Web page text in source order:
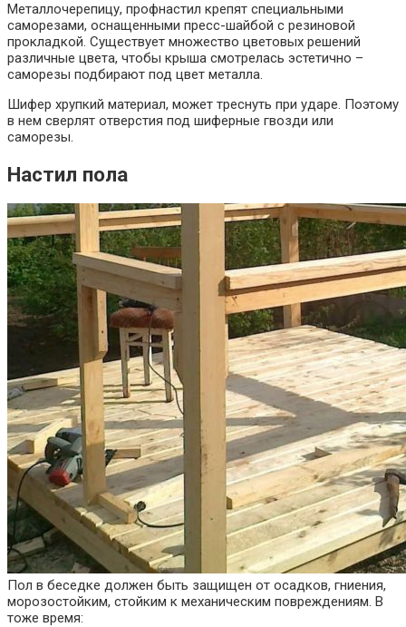
Металлочерепицу, профнастил крепят специальными
саморезами, оснащенными пресс-шайбой с резиновой
прокладкой. Существует множество цветовых решений
различные цвета, чтобы крыша смотрелась эстетично –
саморезы подбирают под цвет металла.
Шифер хрупкий материал, может треснуть при ударе. Поэтому
в нем сверлят отверстия под шиферные гвозди или
саморезы.
Настил пола
Пол в беседке должен быть защищен от осадков, гниения,
морозостойким, стойким к механическим повреждениям. В
тоже время: